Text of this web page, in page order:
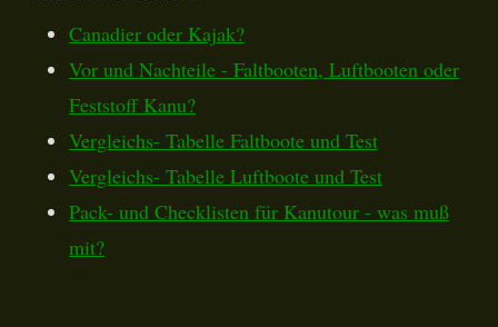
Canadier oder Kajak?
Vor und Nachteile - Faltbooten, Luftbooten oder
Feststoff Kanu?
Vergleichs- Tabelle Faltboote und Test
Vergleichs- Tabelle Luftboote und Test
Pack- und Checklisten für Kanutour - was muß
mit?